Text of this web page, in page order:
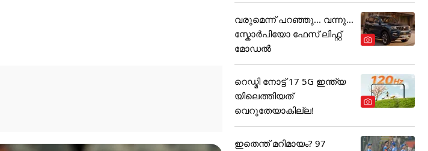
വരുമെന്ന് പറഞ്ഞു... വന്നു...
സ്കോർപിയോ ഫേസ് ലിഫ്റ്റ്
മോഡൽ
റെഡ്മി നോട്ട് 17 5G ഇന്ത്യ
യിലെത്തിയത്
വെറുതേയാകില്ല!
ഇതെന്ത് മറിമായം? 97